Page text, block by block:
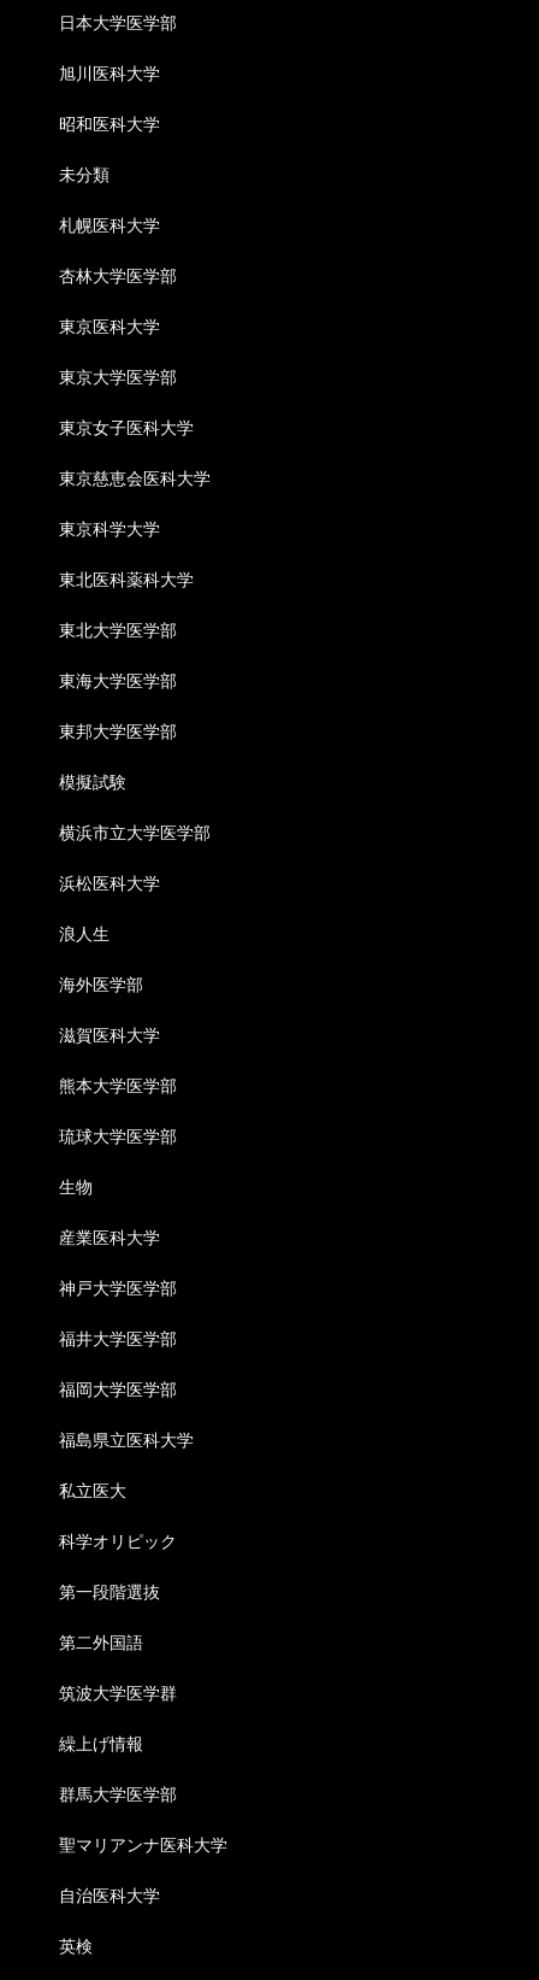
日本大学医学部
旭川医科大学
昭和医科大学
未分類
札幌医科大学
杏林大学医学部
東京医科大学
東京大学医学部
東京女子医科大学
東京慈恵会医科大学
東京科学大学
東北医科薬科大学
東北大学医学部
東海大学医学部
東邦大学医学部
模擬試験
横浜市立大学医学部
浜松医科大学
浪人生
海外医学部
滋賀医科大学
熊本大学医学部
琉球大学医学部
生物
産業医科大学
神戸大学医学部
福井大学医学部
福岡大学医学部
福島県立医科大学
私立医大
科学オリピック
第一段階選抜
第二外国語
筑波大学医学群
繰上げ情報
群馬大学医学部
聖マリアンナ医科大学
自治医科大学
英検